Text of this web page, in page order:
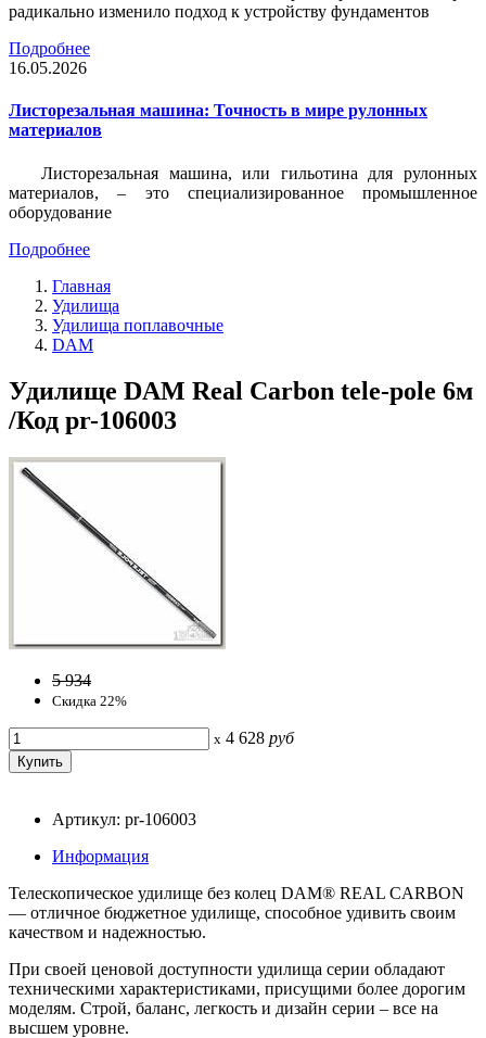
радикально изменило подход к устройству фундаментов
Подробнее
16.05.2026
Листорезальная машина: Точность в мире рулонных
материалов
Листорезальная машина, или гильотина для рулонных
материалов, – это специализированное промышленное
оборудование
Подробнее
Главная
Удилища
Удилища поплавочные
DAM
Удилище DAM Real Carbon tele-pole 6м
/Код pr-106003
5 934
Скидка 22%
x 4 628 руб
Артикул: pr-106003
Информация
Телескопическое удилище без колец DAM® REAL CARBON
— отличное бюджетное удилище, способное удивить своим
качеством и надежностью.
При своей ценовой доступности удилища серии обладают
техническими характеристиками, присущими более дорогим
моделям. Строй, баланс, легкость и дизайн серии – все на
высшем уровне.